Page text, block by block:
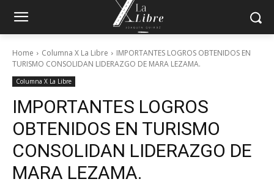
Home Columna X La Libre
IMPORTANTES LOGROS OBTENIDOS EN
TURISMO CONSOLIDAN LIDERAZGO DE MARA LEZAMA.
Columna X La Libre
IMPORTANTES LOGROS
OBTENIDOS EN TURISMO
CONSOLIDAN LIDERAZGO DE
MARA LEZAMA.